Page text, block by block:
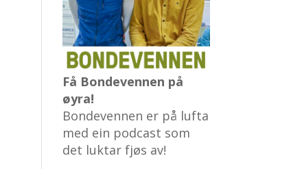
Få Bondevennen på
øyra!
Bondevennen er på lufta
med ein podcast som
det luktar fjøs av!